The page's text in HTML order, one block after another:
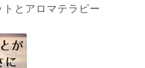
トとアロマテラピー